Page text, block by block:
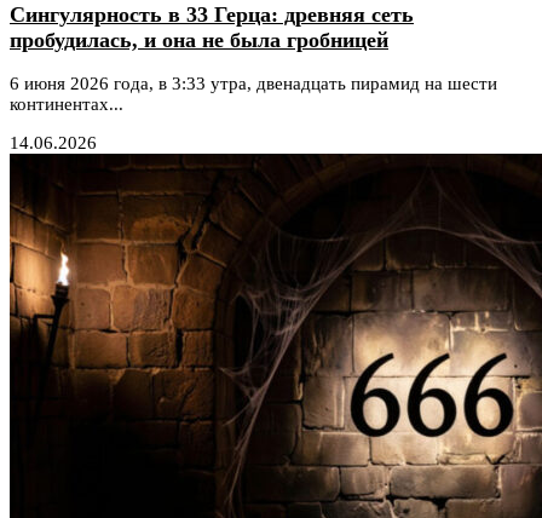
Сингулярность в 33 Герца: древняя сеть
пробудилась, и она не была гробницей
6 июня 2026 года, в 3:33 утра, двенадцать пирамид на шести
континентах...
14.06.2026